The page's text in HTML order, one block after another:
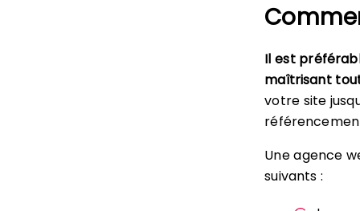
Il est
maîtrisant
votre site
Une agence
suivants :